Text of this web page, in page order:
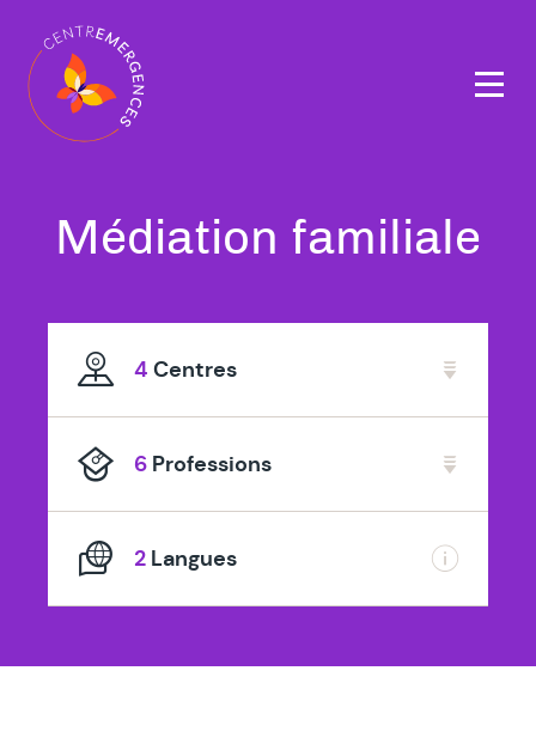
Tous
thérapeutes
spécialisé
en
Médiation familiale
4 Centres
6 Professions
2 Langues
Navigation
principale